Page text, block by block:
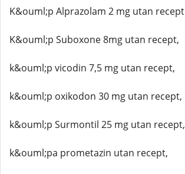
K&ouml;p Alprazolam 2 mg utan recept
K&ouml;p Suboxone 8mg utan recept,
k&ouml;p vicodin 7,5 mg utan recept,
k&ouml;p oxikodon 30 mg utan recept,
k&ouml;p Surmontil 25 mg utan recept,
k&ouml;pa prometazin utan recept,